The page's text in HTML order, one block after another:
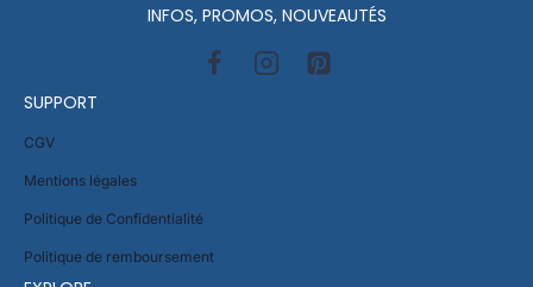
INFOS, PROMOS, NOUVEAUTÉS
SUPPORT
CGV
Mentions légales
Politique de Confidentialité
Politique de remboursement